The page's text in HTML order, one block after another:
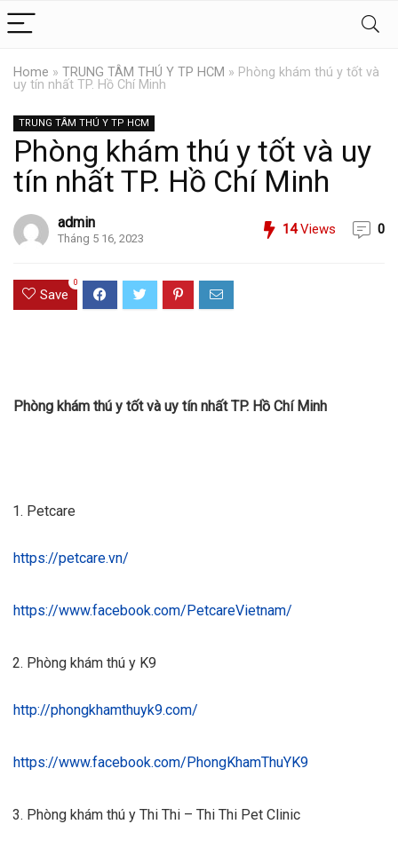
Home » TRUNG TÂM THÚ Y TP HCM » Phòng khám thú y tốt và
uy tín nhất TP. Hồ Chí Minh
TRUNG TÂM THÚ Y TP HCM
Phòng khám thú y tốt và uy
tín nhất TP. Hồ Chí Minh
admin
Tháng 5 16, 2023
14Views 0
Save
0
Phòng khám thú y tốt và uy tín nhất TP. Hồ Chí Minh
Petcare
https://petcare.vn/
https://www.facebook.com/PetcareVietnam/
Phòng khám thú y K9
http://phongkhamthuyk9.com/
https://www.facebook.com/PhongKhamThuYK9
Phòng khám thú y Thi Thi – Thi Thi Pet Clinic